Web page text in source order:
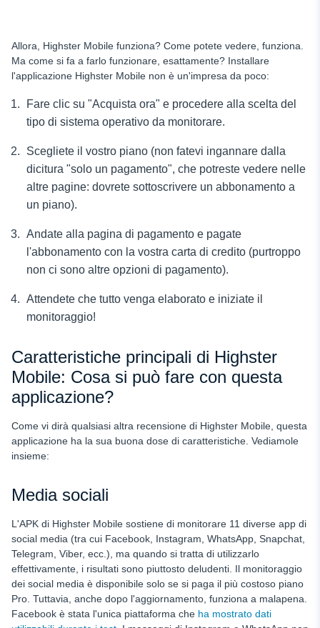
Allora, Highster Mobile funziona? Come potete vedere, funziona.
Ma come si fa a farlo funzionare, esattamente? Installare
l'applicazione Highster Mobile non è un'impresa da poco:
Fare clic su "Acquista ora" e procedere alla scelta del
tipo di sistema operativo da monitorare.
Scegliete il vostro piano (non fatevi ingannare dalla
dicitura "solo un pagamento", che potreste vedere nelle
altre pagine: dovrete sottoscrivere un abbonamento a
un piano).
Andate alla pagina di pagamento e pagate
l'abbonamento con la vostra carta di credito (purtroppo
non ci sono altre opzioni di pagamento).
Attendete che tutto venga elaborato e iniziate il
monitoraggio!
Caratteristiche principali di Highster
Mobile: Cosa si può fare con questa
applicazione?
Come vi dirà qualsiasi altra recensione di Highster Mobile, questa
applicazione ha la sua buona dose di caratteristiche. Vediamole
insieme:
Media sociali
L'APK di Highster Mobile sostiene di monitorare 11 diverse app di
social media (tra cui Facebook, Instagram, WhatsApp, Snapchat,
Telegram, Viber, ecc.), ma quando si tratta di utilizzarlo
effettivamente, i risultati sono piuttosto deludenti. Il monitoraggio
dei social media è disponibile solo se si paga il più costoso piano
Pro. Tuttavia, anche dopo l'aggiornamento, funziona a malapena.
Facebook è stata l'unica piattaforma che ha mostrato dati